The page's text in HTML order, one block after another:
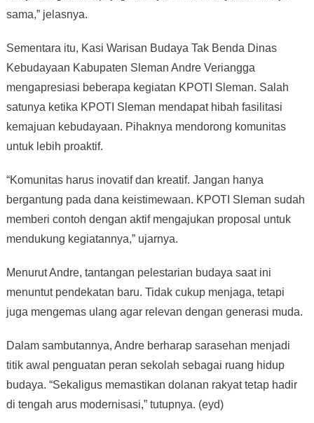
sama,” jelasnya.
Sementara itu, Kasi Warisan Budaya Tak Benda Dinas
Kebudayaan Kabupaten Sleman Andre Veriangga
mengapresiasi beberapa kegiatan KPOTI Sleman. Salah
satunya ketika KPOTI Sleman mendapat hibah fasilitasi
kemajuan kebudayaan. Pihaknya mendorong komunitas
untuk lebih proaktif.
“Komunitas harus inovatif dan kreatif. Jangan hanya
bergantung pada dana keistimewaan. KPOTI Sleman sudah
memberi contoh dengan aktif mengajukan proposal untuk
mendukung kegiatannya,” ujarnya.
Menurut Andre, tantangan pelestarian budaya saat ini
menuntut pendekatan baru. Tidak cukup menjaga, tetapi
juga mengemas ulang agar relevan dengan generasi muda.
Dalam sambutannya, Andre berharap sarasehan menjadi
titik awal penguatan peran sekolah sebagai ruang hidup
budaya. “Sekaligus memastikan dolanan rakyat tetap hadir
di tengah arus modernisasi,” tutupnya. (eyd)